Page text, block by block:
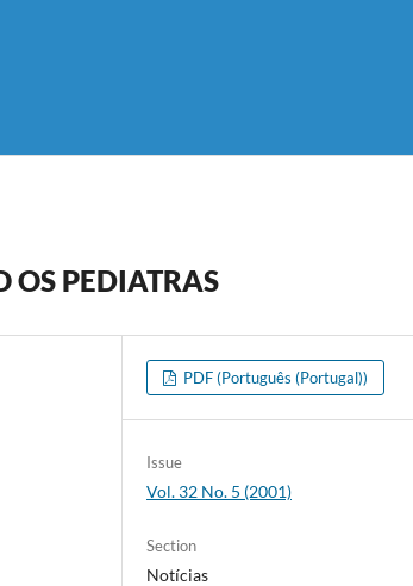
OS PEDIATRAS
PDF (Português (Portugal))
Issue
Vol. 32 No. 5 (2001)
Section
Notícias